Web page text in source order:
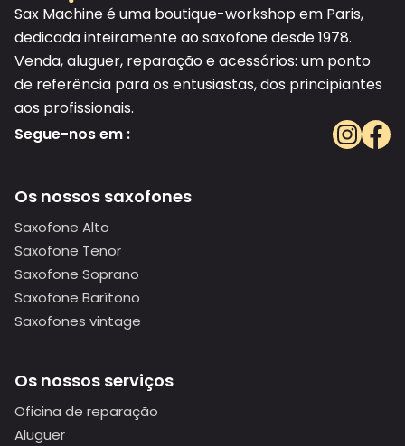
Sax Machine é uma boutique-workshop em Paris,
dedicada inteiramente ao saxofone desde 1978.
Venda, aluguer, reparação e acessórios: um ponto
de referência para os entusiastas, dos principiantes
aos profissionais.
Segue-nos em :
Os nossos saxofones
Saxofone Alto
Saxofone Tenor
Saxofone Soprano
Saxofone Barítono
Saxofones vintage
Os nossos serviços
Oficina de reparação
Aluguer